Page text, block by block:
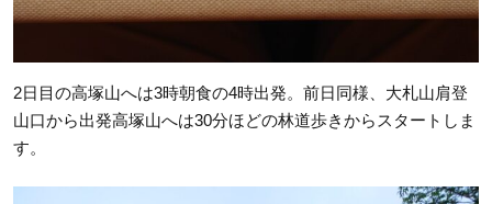
2日目の高塚山へは3時朝食の4時出発。前日同様、大札山肩登
山口から出発高塚山へは30分ほどの林道歩きからスタートしま
す。